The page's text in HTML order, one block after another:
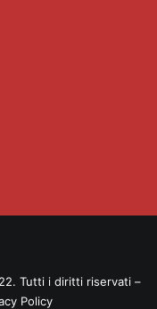
Tutti i diritti riservati –
Policy